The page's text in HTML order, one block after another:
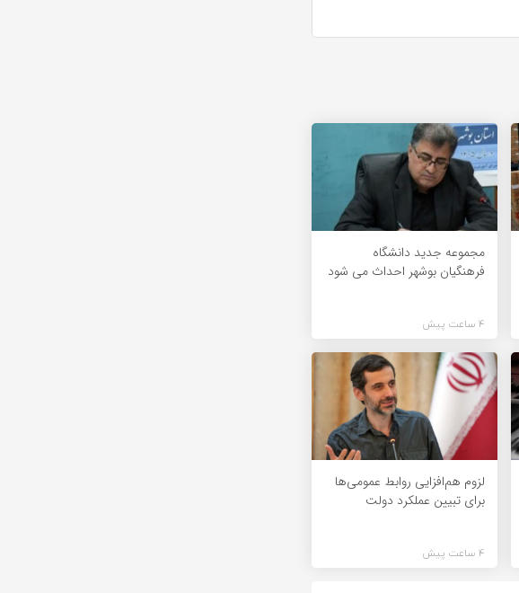
مجموعه جدید دانشگاه
فرهنگیان بوشهر احداث می شود
4 ساعت پیش
لزوم هم‌افزایی روابط‌ عمومی‌ها
برای تبیین عملکرد دولت
4 ساعت پیش